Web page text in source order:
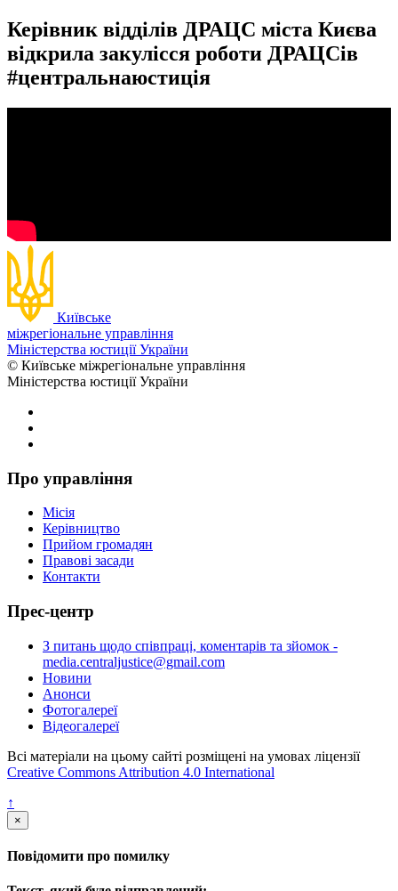
Керівник відділів ДРАЦС міста Києва
відкрила закулісся роботи ДРАЦСів
#центральнаюстиція
Київське
міжрегіональне управління
Міністерства юстиції України
© Київське міжрегіональне управління
Міністерства юстиції України
Про управління
Місія
Керівництво
Прийом громадян
Правові засади
Контакти
Прес-центр
З питань щодо співпраці, коментарів та зйомок -
media.centraljustice@gmail.com
Новини
Анонси
Фотогалереї
Відеогалереї
Всі матеріали на цьому сайті розміщені на умовах ліцензії
Creative Commons Attribution 4.0 International
↑
×
Повідомити про помилку